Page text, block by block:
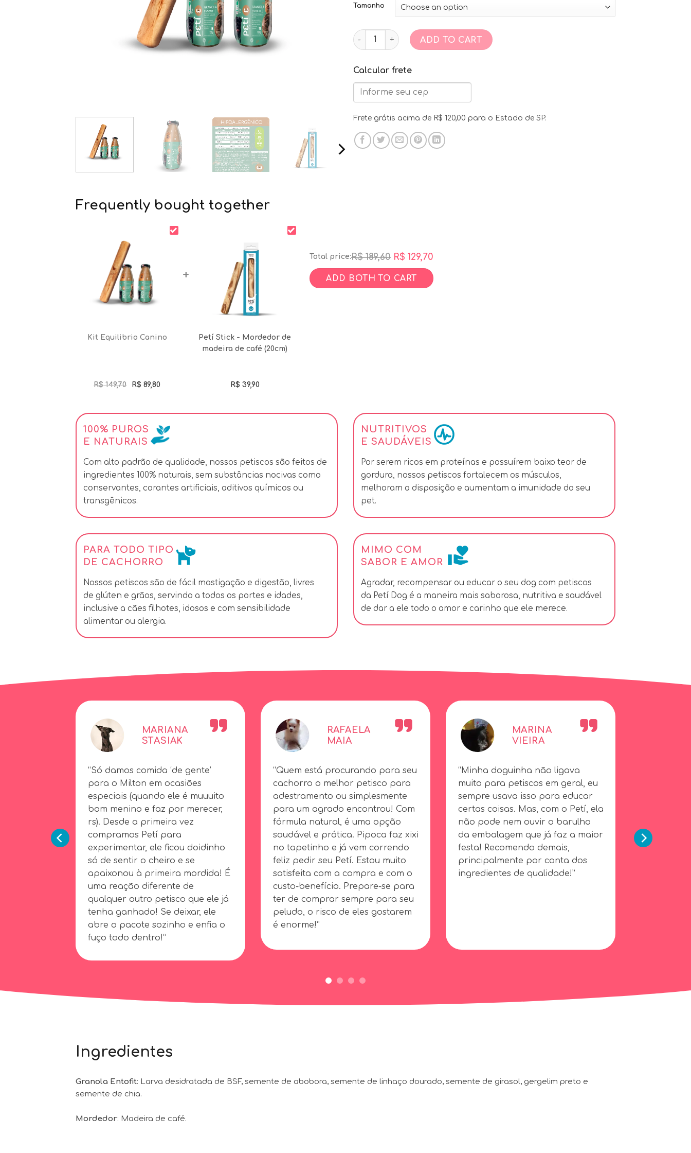
Tamanho
Kit Equilibrio Canino quantity
ADD TO CART
Frete grátis acima de R$ 120,00 para o Estado de SP.
Frequently bought together
Kit Equilibrio Canino
R$149,70
Original
R$ 89,80Current
+
Petí Stick - Mordedor de
madeira de café (20cm)
R$ 39,90
Total price:R$ 189,60 R$ 129,70
ADD BOTH TO CART
100% PUROS
E NATURAIS
Com alto padrão de qualidade, nossos petiscos são feitos de
ingredientes 100% naturais, sem substâncias nocivas como
conservantes, corantes artificiais, aditivos químicos ou
transgênicos.
NUTRITIVOS
E SAUDÁVEIS
Por serem ricos em proteínas e possuírem baixo teor de
gordura, nossos petiscos fortalecem os músculos,
melhoram a disposição e aumentam a imunidade do seu
pet.
PARA TODO TIPO
DE CACHORRO
Nossos petiscos são de fácil mastigação e digestão, livres
de glúten e grãos, servindo a todos os portes e idades,
inclusive a cães filhotes, idosos e com sensibilidade
alimentar ou alergia.
MIMO COM
SABOR E AMOR
Agradar, recompensar ou educar o seu dog com petiscos
da Petí Dog é a maneira mais saborosa, nutritiva e saudável
de dar a ele todo o amor e carinho que ele merece.
MARIANA
STASIAK
“Só damos comida ‘de gente’
para o Milton em ocasiões
especiais (quando ele é muuuito
bom menino e faz por merecer,
rs). Desde a primeira vez
compramos Petí para
experimentar, ele ficou doidinho
só de sentir o cheiro e se
apaixonou à primeira mordida! É
uma reação diferente de
qualquer outro petisco que ele já
tenha ganhado! Se deixar, ele
abre o pacote sozinho e enfia o
fuço todo dentro!”
RAFAELA
MAIA
“Quem está procurando para seu
cachorro o melhor petisco para
adestramento ou simplesmente
para um agrado encontrou! Com
fórmula natural, é uma opção
saudável e prática. Pipoca faz xixi
no tapetinho e já vem correndo
feliz pedir seu Petí. Estou muito
satisfeita com a compra e com o
custo-benefício. Prepare-se para
ter de comprar sempre para seu
peludo, o risco de eles gostarem
é enorme!”
MARINA
VIEIRA
“Minha doguinha não ligava
muito para petiscos em geral, eu
sempre usava isso para educar
certas coisas. Mas, com o Petí, ela
não pode nem ouvir o barulho
da embalagem que já faz a maior
festa! Recomendo demais,
principalmente por conta dos
ingredientes de qualidade!”
ela tem
adaptou
Ingredientes
Granola Entofit: Larva desidratada de BSF, semente de abobora, semente de linhaço dourado, semente de girasol, gergelim preto e
semente de chia.
Mordedor: Madeira de café.